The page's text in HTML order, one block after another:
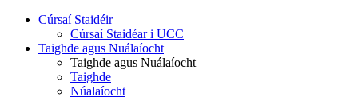
Cúrsaí Staidéir
Cúrsaí Staidéar i UCC
Taighde agus Nuálaíocht
Taighde agus Nuálaíocht
Taighde
Núalaíocht